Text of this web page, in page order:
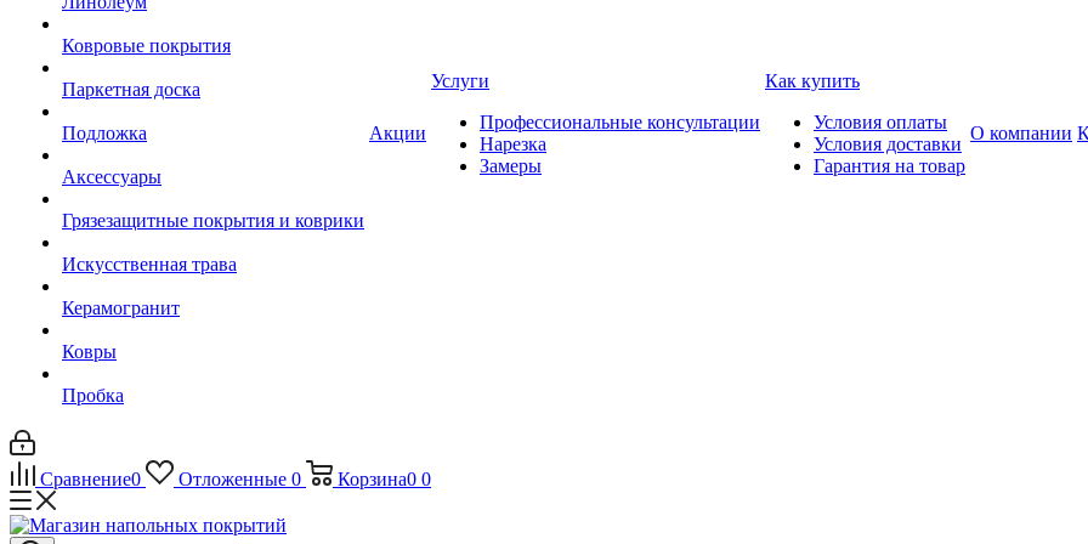
Ковровые покрытия
Паркетная доска
Подложка
Аксессуары
Грязезащитные покрытия и коврики
Искусственная трава
Керамогранит
Ковры
Пробка
Акции
Услуги
Профессиональные консультации
Нарезка
Замеры
Как купить
Условия оплаты
Условия доставки
Гарантия на товар
О компании
Сравнение0 Отложенные 0 Корзина0 0